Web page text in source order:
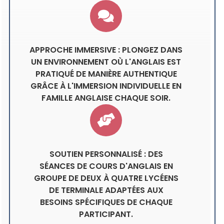
APPROCHE IMMERSIVE : PLONGEZ DANS
UN ENVIRONNEMENT OÙ L'ANGLAIS EST
PRATIQUÉ DE MANIÈRE AUTHENTIQUE
GRÂCE À L'IMMERSION INDIVIDUELLE EN
FAMILLE ANGLAISE CHAQUE SOIR.
SOUTIEN PERSONNALISÉ : DES
SÉANCES DE COURS D'ANGLAIS EN
GROUPE DE DEUX À QUATRE LYCÉENS
DE TERMINALE ADAPTÉES AUX
BESOINS SPÉCIFIQUES DE CHAQUE
PARTICIPANT.